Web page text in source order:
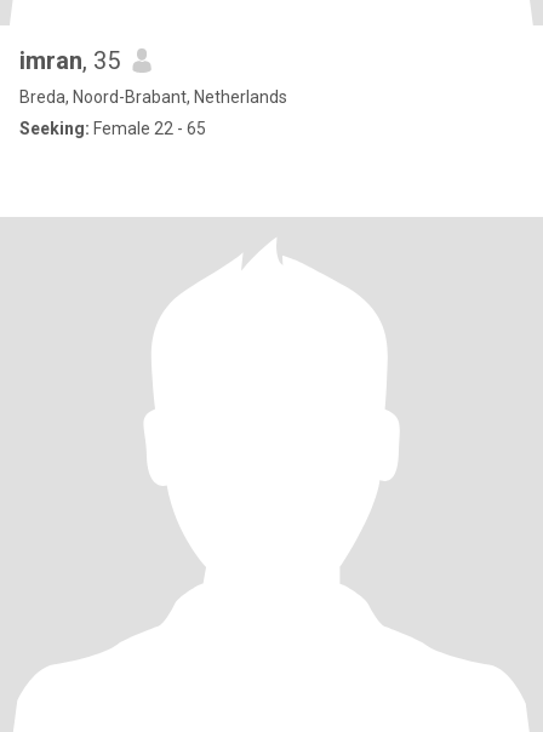
imran, 35
Breda, Noord-Brabant, Netherlands
Seeking: Female 22 - 65